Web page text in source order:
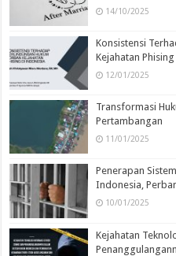
14/10/2025
Konsistensi
Kejahatan
12/01/2025
Transformasi
Pertambangan
11/01/2025
Penerapan
Indonesia,
10/01/2025
Kejahatan